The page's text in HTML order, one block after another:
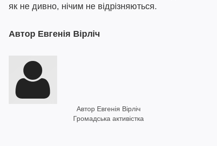
як не дивно, нічим не відрізняються.
Автор Евгенія Вірліч
Автор Евгенія Вірліч
Громадська активістка